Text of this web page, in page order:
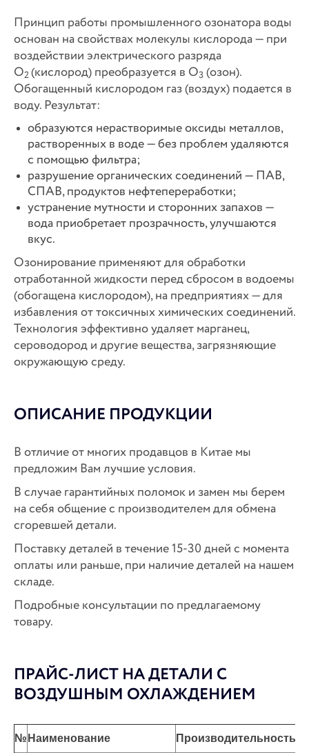
Принцип работы промышленного озонатора воды
основан на свойствах молекулы кислорода — при
воздействии электрического разряда
О2 (кислород) преобразуется в О3 (озон).
Обогащенный кислородом газ (воздух) подается в
воду. Результат:
образуются нерастворимые оксиды металлов,
растворенных в воде — без проблем удаляются
с помощью фильтра;
разрушение органических соединений — ПАВ,
СПАВ, продуктов нефтепереработки;
устранение мутности и сторонних запахов —
вода приобретает прозрачность, улучшаются
вкус.
Озонирование применяют для обработки
отработанной жидкости перед сбросом в водоемы
(обогащена кислородом), на предприятиях — для
избавления от токсичных химических соединений.
Технология эффективно удаляет марганец,
сероводород и другие вещества, загрязняющие
окружающую среду.
ОПИСАНИЕ ПРОДУКЦИИ
В отличие от многих продавцов в Китае мы
предложим Вам лучшие условия.
В случае гарантийных поломок и замен мы берем
на себя общение с производителем для обмена
сгоревшей детали.
Поставку деталей в течение 15-30 дней с момента
оплаты или раньше, при наличие деталей на нашем
складе.
Подробные консультации по предлагаемому
товару.
ПРАЙС-ЛИСТ НА ДЕТАЛИ С
ВОЗДУШНЫМ ОХЛАЖДЕНИЕМ
№ Наименование Производительность